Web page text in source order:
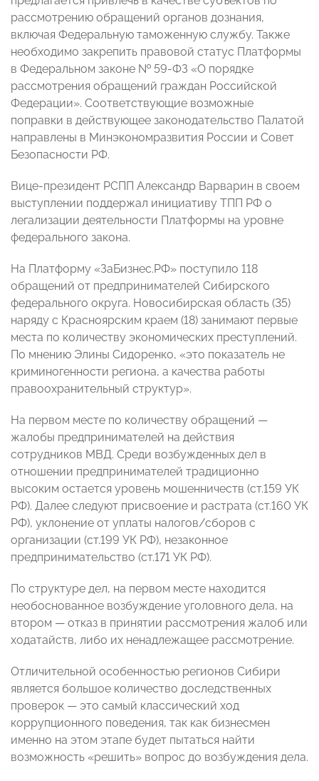
рассмотрению обращений органов дознания,
включая Федеральную таможенную службу. Также
необходимо закрепить правовой статус Платформы
в Федеральном законе № 59-ФЗ «О порядке
рассмотрения обращений граждан Российской
Федерации». Соответствующие возможные
поправки в действующее законодательство Палатой
направлены в Минэкономразвития России и Совет
Безопасности РФ.
Вице-президент РСПП Александр Варварин в своем
выступлении поддержал инициативу ТПП РФ о
легализации деятельности Платформы на уровне
федерального закона.
На Платформу «ЗаБизнес.РФ» поступило 118
обращений от предпринимателей Сибирского
федерального округа. Новосибирская область (35)
наряду с Красноярским краем (18) занимают первые
места по количеству экономических преступлений.
По мнению Элины Сидоренко, «это показатель не
криминогенности региона, а качества работы
правоохранительный структур».
На первом месте по количеству обращений —
жалобы предпринимателей на действия
сотрудников МВД. Среди возбужденных дел в
отношении предпринимателей традиционно
высоким остается уровень мошенничеств (ст.159 УК
РФ). Далее следуют присвоение и растрата (ст.160 УК
РФ), уклонение от уплаты налогов/сборов с
организации (ст.199 УК РФ), незаконное
предпринимательство (ст.171 УК РФ).
По структуре дел, на первом месте находится
необоснованное возбуждение уголовного дела, на
втором — отказ в принятии рассмотрения жалоб или
ходатайств, либо их ненадлежащее рассмотрение.
Отличительной особенностью регионов Сибири
является большое количество доследственных
проверок — это самый классический ход
коррупционного поведения, так как бизнесмен
именно на этом этапе будет пытаться найти
возможность «решить» вопрос до возбуждения дела.